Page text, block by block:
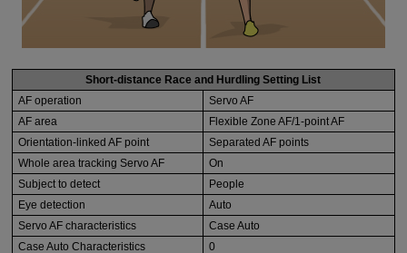
Short-distance Race and Hurdling Setting List
AF operation
Servo AF
AF area
Flexible Zone AF/1-point AF
Orientation-linked AF point
Separated AF points
Whole area tracking Servo AF
On
Subject to detect
People
Eye detection
Auto
Servo AF characteristics
Case Auto
Case Auto Characteristics
0